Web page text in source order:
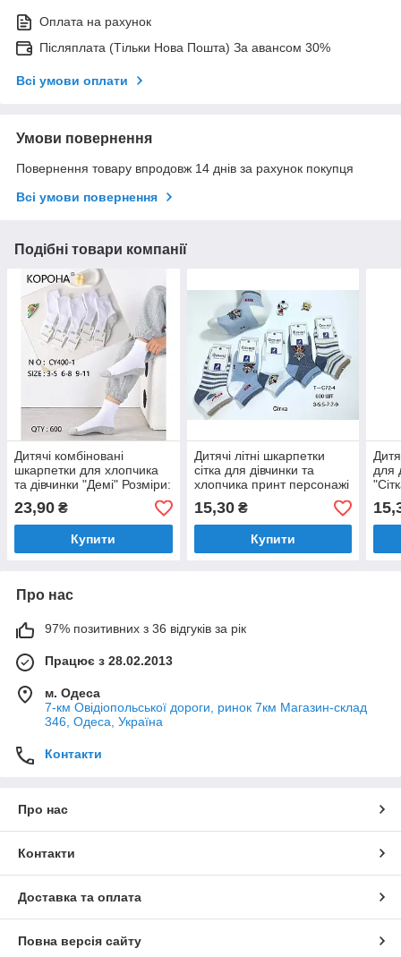
Оплата на рахунок
Післяплата (Тільки Нова Пошта) За авансом 30%
Всі умови оплати
Умови повернення
Повернення товару впродовж 14 днів за рахунок покупця
Всі умови повернення
Подібні товари компанії
Дитячі комбіновані
шкарпетки для хлопчика
та дівчинки "Демі" Розміри:
3-5, 6-8, 9-11 років (14382)
23,90 ₴
Купити
Дитячі літні шкарпетки
сітка для дівчинки та
хлопчика принт персонажі
з мультиків Розміри: 3-5, 5-
7, 7-9 років (KO-С72-4)
15,30₴
Купити
для
7-9
Про нас
97% позитивних з 36 відгуків за рік
Працює з 28.02.2013
м. Одеса
7-км Овідіопольської дороги, ринок 7км Магазин-склад
346, Одеса, Україна
Контакти
Про нас
Контакти
Доставка та оплата
Повна версія сайту